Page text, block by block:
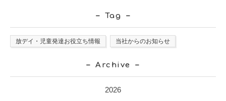
Tag
放デイ・児童発達お役立ち情報 当社からのお知らせ
Archive
2026